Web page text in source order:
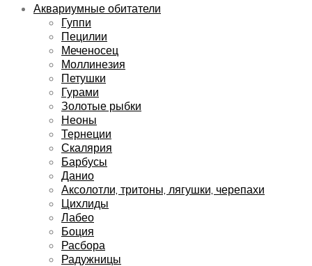
Аквариумные обитатели
Гуппи
Пецилии
Меченосец
Моллинезия
Петушки
Гурами
Золотые рыбки
Неоны
Тернеции
Скалярия
Барбусы
Данио
Аксолотли, тритоны, лягушки, черепахи
Цихлиды
Лабео
Боция
Расбора
Радужницы